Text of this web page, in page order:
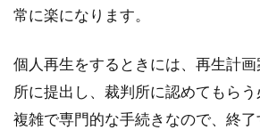
常に楽になります。
個人再生をするときには、再生計
所に提出し、裁判所に認めてもらう
複雑で専門的な手続きなので、終